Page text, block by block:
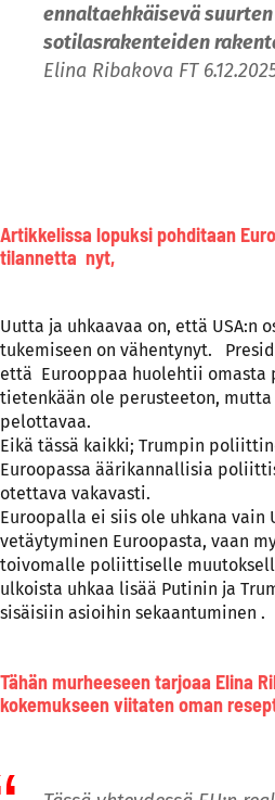
ennaltaehkäisevä
sotilasrakenteiden
Elina Ribakova FT
Artikkelissa lopuksi pohditaan
tilannetta nyt,
Uutta ja uhkaavaa on, että USA:n
tukemiseen on vähentynyt.
että Eurooppaa huolehtii omasta
tietenkään ole perusteeton,
pelottavaa.
Eikä tässä kaikki; Trumpin
Euroopassa äärikannallisia
otettava vakavasti.
Euroopalla ei siis ole uhkana vain
vetäytyminen Euroopasta, vaan
toivomalle poliittiselle
ulkoista uhkaa lisää Putinin ja
sisäisiin asioihin sekaantuminen .
Tähän murheeseen tarjoaa Elina
kokemukseen viitaten oman